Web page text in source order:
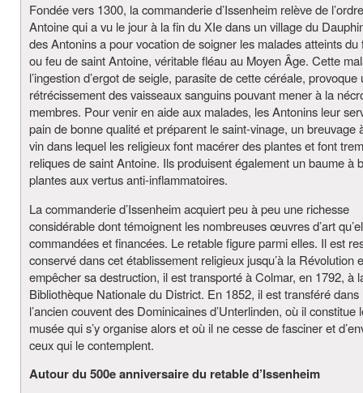
Fondée vers 1300, la commanderie d’Issenheim relève de
Antoine qui a vu le jour à la fin du XIe dans un village du
des Antonins a pour vocation de soigner les malades atteints du
ou feu de saint Antoine, véritable fléau au Moyen Âge. Cette
l’ingestion d’ergot de seigle, parasite de cette céréale, provoque
rétrécissement des vaisseaux sanguins pouvant mener à la
membres. Pour venir en aide aux malades, les Antonins leur
pain de bonne qualité et préparent le saint-vinage, un breuvage
vin dans lequel les religieux font macérer des plantes et font
reliques de saint Antoine. Ils produisent également un baume à
plantes aux vertus anti-inflammatoires.
La commanderie d’Issenheim acquiert peu à peu une richesse
considérable dont témoignent les nombreuses œuvres d’art
commandées et financées. Le retable figure parmi elles. Il est
conservé dans cet établissement religieux jusqu’à la Révolution
empêcher sa destruction, il est transporté à Colmar, en 1792, à
Bibliothèque Nationale du District. En 1852, il est transféré dans
l’ancien couvent des Dominicaines d’Unterlinden, où il constitue
musée qui s’y organise alors et où il ne cesse de fasciner et
ceux qui le contemplent.
Autour du 500e anniversaire du retable d’Issenheim